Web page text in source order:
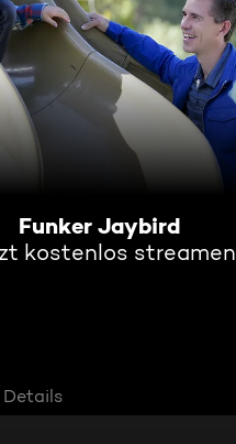
Funker Jaybird
kostenlos streamen
Details